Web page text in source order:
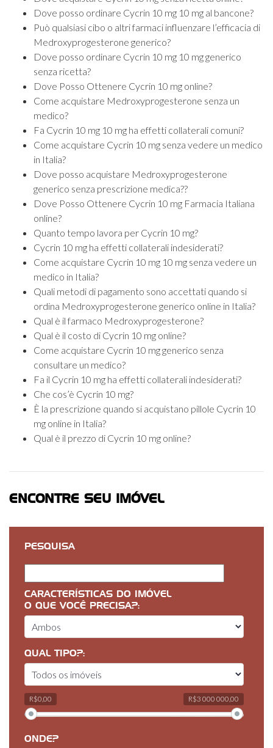
Dove posso ordinare Cycrin 10 mg 10 mg al bancone?
Può qualsiasi cibo o altri farmaci influenzare l’efficacia di
Medroxyprogesterone generico?
Dove posso ordinare Cycrin 10 mg 10 mg generico
senza ricetta?
Dove Posso Ottenere Cycrin 10 mg online?
Come acquistare Medroxyprogesterone senza un
medico?
Fa Cycrin 10 mg 10 mg ha effetti collaterali comuni?
Come acquistare Cycrin 10 mg senza vedere un medico
in Italia?
Dove posso acquistare Medroxyprogesterone
generico senza prescrizione medica??
Dove Posso Ottenere Cycrin 10 mg Farmacia Italiana
online?
Quanto tempo lavora per Cycrin 10 mg?
Cycrin 10 mg ha effetti collaterali indesiderati?
Come acquistare Cycrin 10 mg 10 mg senza vedere un
medico in Italia?
Quali metodi di pagamento sono accettati quando si
ordina Medroxyprogesterone generico online in Italia?
Qual è il farmaco Medroxyprogesterone?
Qual è il costo di Cycrin 10 mg online?
Come acquistare Cycrin 10 mg generico senza
consultare un medico?
Fa il Cycrin 10 mg ha effetti collaterali indesiderati?
Che cos’è Cycrin 10 mg?
È la prescrizione quando si acquistano pillole Cycrin 10
mg online in Italia?
Qual è il prezzo di Cycrin 10 mg online?
ENCONTRE SEU IMÓVEL
PESQUISA
CARACTERÍSTICAS DO IMÓVEL
O QUE VOCÊ PRECISA?:
QUAL TIPO?:
R$0,00 R$3 000 000,00
ONDE?